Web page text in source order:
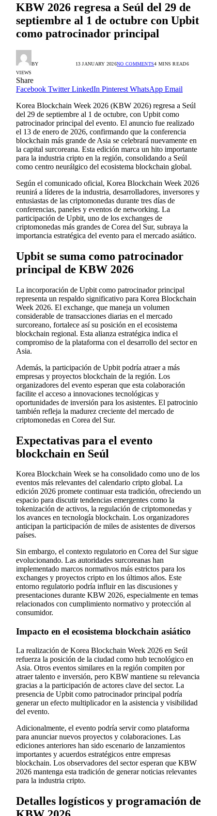
KBW 2026 regresa a Seúl del 29 de
septiembre al 1 de octubre con Upbit
como patrocinador principal
BY 13 JANUARY 2026NO COMMENTS4 MINS READ6
VIEWS
Share
Facebook Twitter LinkedIn Pinterest WhatsApp Email
Korea Blockchain Week 2026 (KBW 2026) regresa a Seúl
del 29 de septiembre al 1 de octubre, con Upbit como
patrocinador principal del evento. El anuncio fue realizado
el 13 de enero de 2026, confirmando que la conferencia
blockchain más grande de Asia se celebrará nuevamente en
la capital surcoreana. Esta edición marca un hito importante
para la industria cripto en la región, consolidando a Seúl
como centro neurálgico del ecosistema blockchain global.
Según el comunicado oficial, Korea Blockchain Week 2026
reunirá a líderes de la industria, desarrolladores, inversores y
entusiastas de las criptomonedas durante tres días de
conferencias, paneles y eventos de networking. La
participación de Upbit, uno de los exchanges de
criptomonedas más grandes de Corea del Sur, subraya la
importancia estratégica del evento para el mercado asiático.
Upbit se suma como patrocinador
principal de KBW 2026
La incorporación de Upbit como patrocinador principal
representa un respaldo significativo para Korea Blockchain
Week 2026. El exchange, que maneja un volumen
considerable de transacciones diarias en el mercado
surcoreano, fortalece así su posición en el ecosistema
blockchain regional. Esta alianza estratégica indica el
compromiso de la plataforma con el desarrollo del sector en
Asia.
Además, la participación de Upbit podría atraer a más
empresas y proyectos blockchain de la región. Los
organizadores del evento esperan que esta colaboración
facilite el acceso a innovaciones tecnológicas y
oportunidades de inversión para los asistentes. El patrocinio
también refleja la madurez creciente del mercado de
criptomonedas en Corea del Sur.
Expectativas para el evento
blockchain en Seúl
Korea Blockchain Week se ha consolidado como uno de los
eventos más relevantes del calendario cripto global. La
edición 2026 promete continuar esta tradición, ofreciendo un
espacio para discutir tendencias emergentes como la
tokenización de activos, la regulación de criptomonedas y
los avances en tecnología blockchain. Los organizadores
anticipan la participación de miles de asistentes de diversos
países.
Sin embargo, el contexto regulatorio en Corea del Sur sigue
evolucionando. Las autoridades surcoreanas han
implementado marcos normativos más estrictos para los
exchanges y proyectos cripto en los últimos años. Este
entorno regulatorio podría influir en las discusiones y
presentaciones durante KBW 2026, especialmente en temas
relacionados con cumplimiento normativo y protección al
consumidor.
Impacto en el ecosistema blockchain asiático
La realización de Korea Blockchain Week 2026 en Seúl
refuerza la posición de la ciudad como hub tecnológico en
Asia. Otros eventos similares en la región compiten por
atraer talento e inversión, pero KBW mantiene su relevancia
gracias a la participación de actores clave del sector. La
presencia de Upbit como patrocinador principal podría
generar un efecto multiplicador en la asistencia y visibilidad
del evento.
Adicionalmente, el evento podría servir como plataforma
para anunciar nuevos proyectos y colaboraciones. Las
ediciones anteriores han sido escenario de lanzamientos
importantes y acuerdos estratégicos entre empresas
blockchain. Los observadores del sector esperan que KBW
2026 mantenga esta tradición de generar noticias relevantes
para la industria cripto.
Detalles logísticos y programación de